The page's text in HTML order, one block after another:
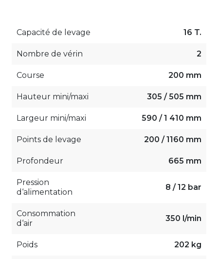
Capacité de levage 16 T.
Nombre de vérin 2
Course 200 mm
Hauteur mini/maxi 305 / 505 mm
Largeur mini/maxi 590 / 1 410 mm
Points de levage 200 / 1160 mm
Profondeur 665 mm
Pression
d‘alimentation
8 / 12 bar
Consommation
d‘air
350 l/min
Poids 202 kg